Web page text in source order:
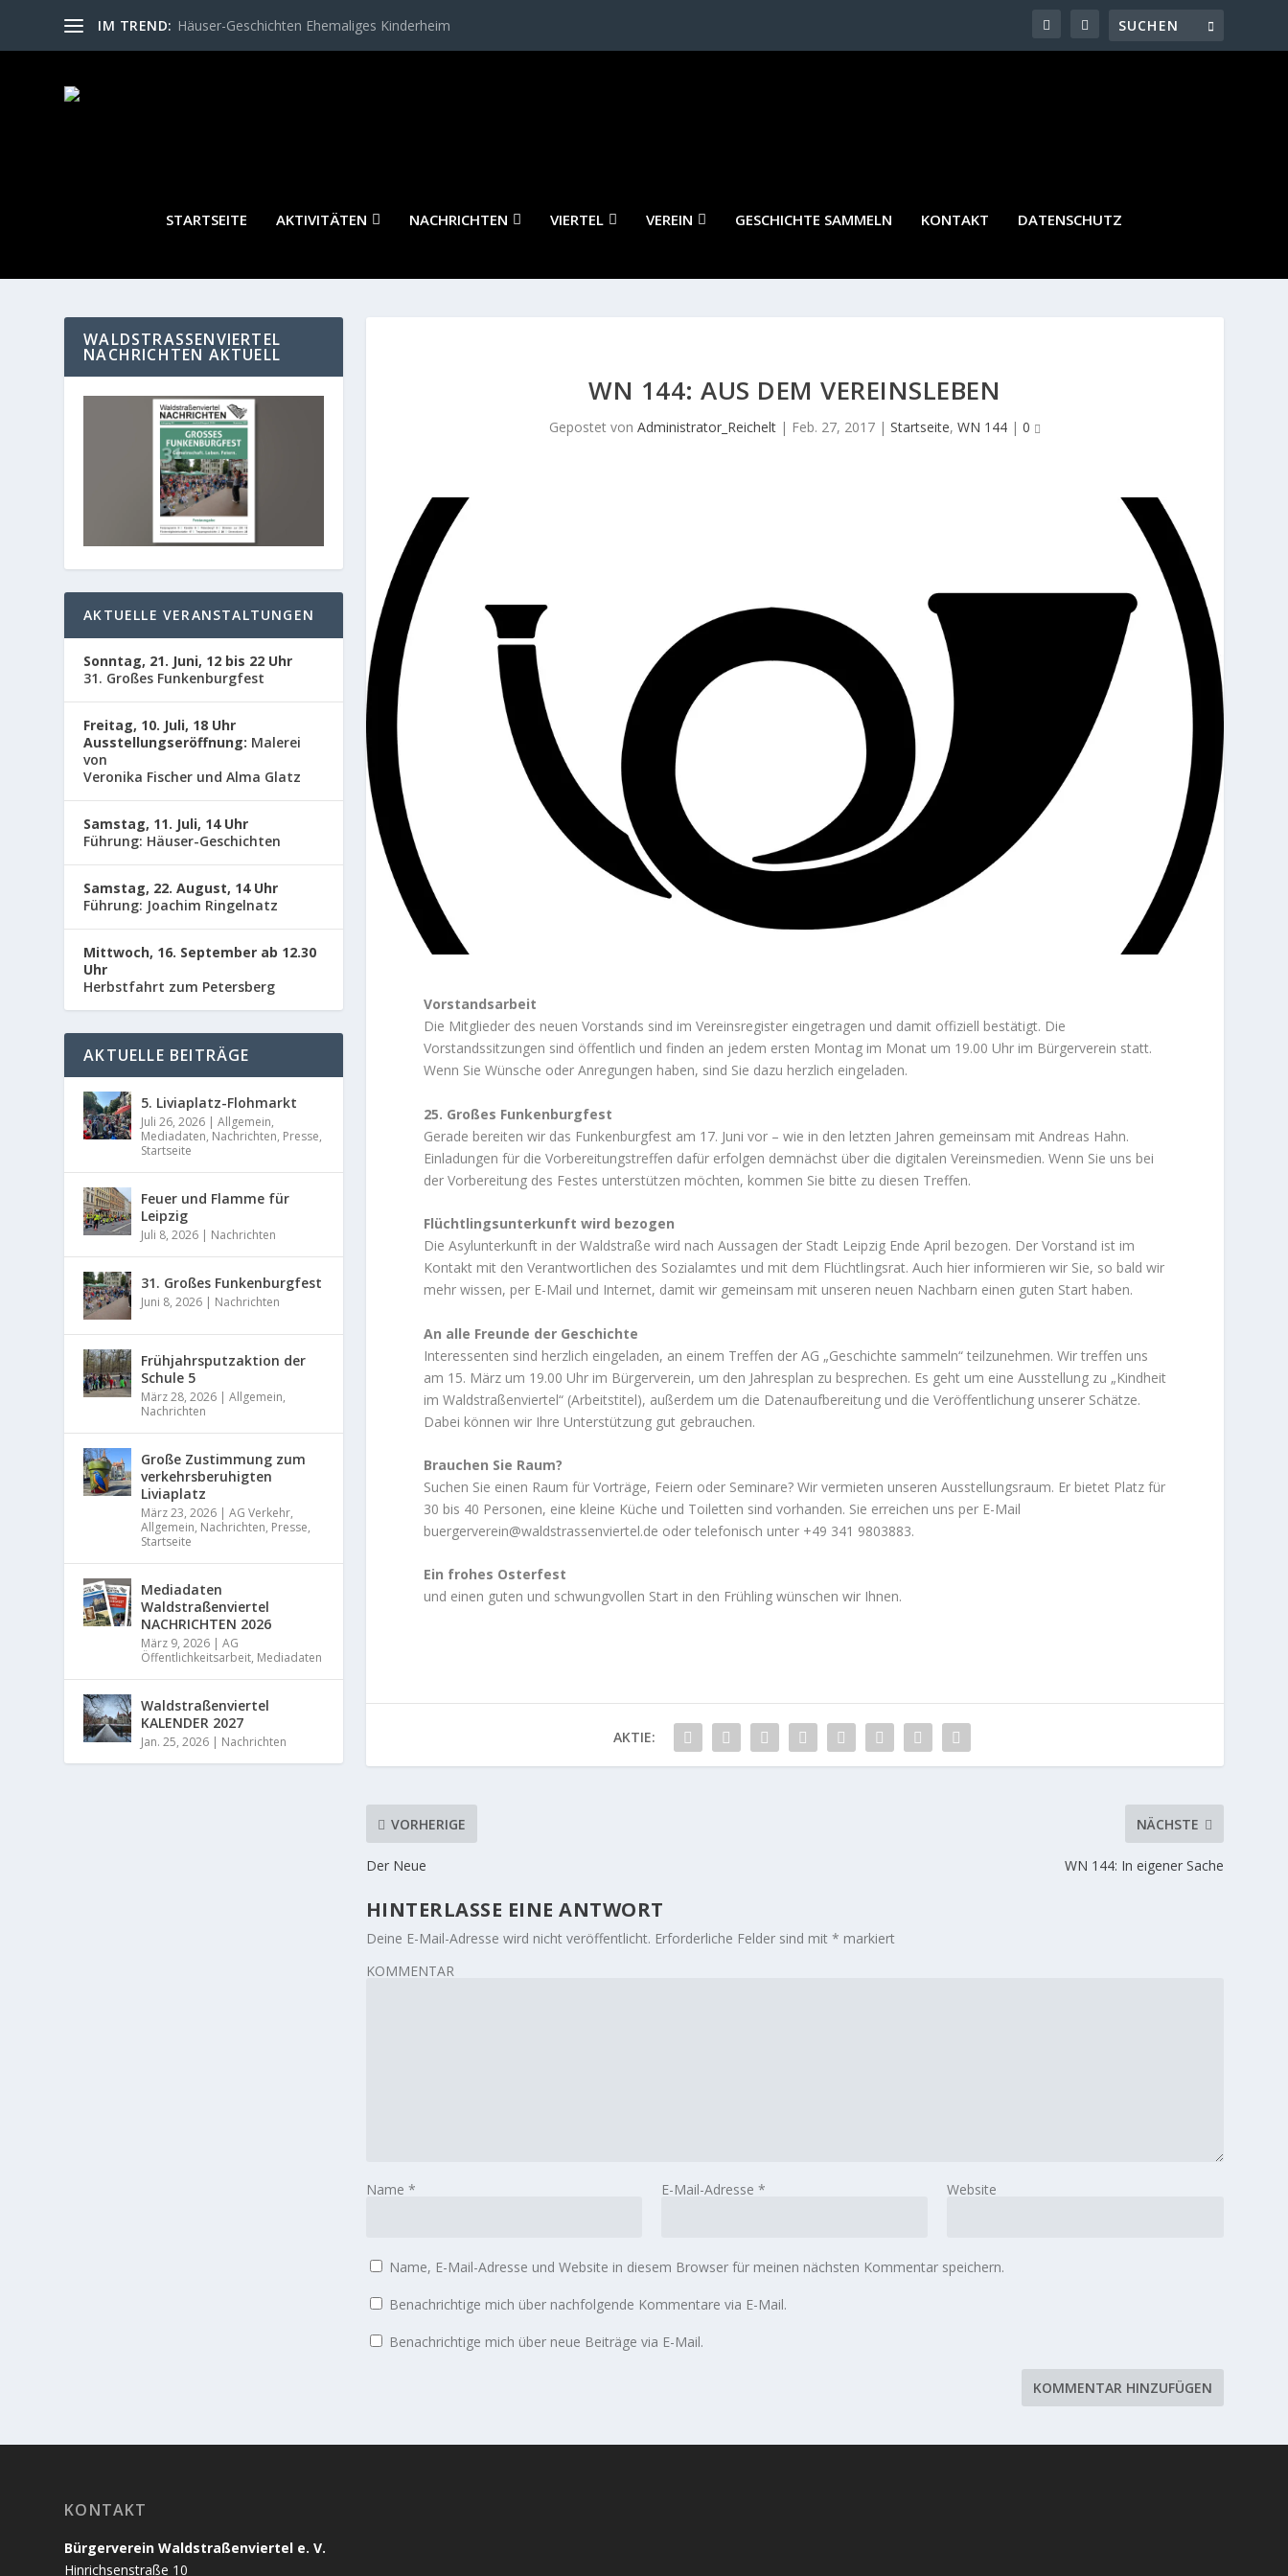
IM TREND: Häuser-Geschichten Ehemaliges Kinderheim
STARTSEITE AKTIVITÄTEN NACHRICHTEN VIERTEL VEREIN GESCHICHTE SAMMELN KONTAKT DATENSCHUTZ
WN 144: AUS DEM VEREINSLEBEN
Gepostet von Administrator_Reichelt| Feb. 27, 2017| Startseite, WN 144| 0
Vorstandsarbeit
Die Mitglieder des neuen Vorstands sind im Vereinsregister eingetragen und damit offiziell bestätigt. Die
Vorstandssitzungen sind öffentlich und finden an jedem ersten Montag im Monat um 19.00 Uhr im Bürgerverein statt.
Wenn Sie Wünsche oder Anregungen haben, sind Sie dazu herzlich eingeladen.
25. Großes Funkenburgfest
Gerade bereiten wir das Funkenburgfest am 17. Juni vor – wie in den letzten Jahren gemeinsam mit Andreas Hahn.
Einladungen für die Vorbereitungstreffen dafür erfolgen demnächst über die digitalen Vereinsmedien. Wenn Sie uns bei
der Vorbereitung des Festes unterstützen möchten, kommen Sie bitte zu diesen Treffen.
Flüchtlingsunterkunft wird bezogen
Die Asylunterkunft in der Waldstraße wird nach Aussagen der Stadt Leipzig Ende April bezogen. Der Vorstand ist im
Kontakt mit den Verantwortlichen des Sozialamtes und mit dem Flüchtlingsrat. Auch hier informieren wir Sie, so bald wir
mehr wissen, per E-Mail und Internet, damit wir gemeinsam mit unseren neuen Nachbarn einen guten Start haben.
An alle Freunde der Geschichte
Interessenten sind herzlich eingeladen, an einem Treffen der AG „Geschichte sammeln“ teilzunehmen. Wir treffen uns
am 15. März um 19.00 Uhr im Bürgerverein, um den Jahresplan zu besprechen. Es geht um eine Ausstellung zu „Kindheit
im Waldstraßenviertel“ (Arbeitstitel), außerdem um die Datenaufbereitung und die Veröffentlichung unserer Schätze.
Dabei können wir Ihre Unterstützung gut gebrauchen.
Brauchen Sie Raum?
Suchen Sie einen Raum für Vorträge, Feiern oder Seminare? Wir vermieten unseren Ausstellungsraum. Er bietet Platz für
30 bis 40 Personen, eine kleine Küche und Toiletten sind vorhanden. Sie erreichen uns per E-Mail
buergerverein@waldstrassenviertel.de oder telefonisch unter +49 341 9803883.
Ein frohes Osterfest
und einen guten und schwungvollen Start in den Frühling wünschen wir Ihnen.
AKTIE:
VORHERIGE
Der Neue
NÄCHSTE
WN 144: In eigener Sache
HINTERLASSE EINE ANTWORT
Deine E-Mail-Adresse wird nicht veröffentlicht. Erforderliche Felder sind mit * markiert
KOMMENTAR
Name * E-Mail-Adresse * Website
Name, E-Mail-Adresse und Website in diesem Browser für meinen nächsten Kommentar speichern.
Benachrichtige mich über nachfolgende Kommentare via E-Mail.
Benachrichtige mich über neue Beiträge via E-Mail.
WALDSTRASSENVIERTEL N
ACHRICHTEN AKTUELL
AKTUELLE VERANSTALTUNGEN
Sonntag, 21. Juni, 12 bis 22 Uhr
31. Großes Funkenburgfest
Freitag, 10. Juli, 18 Uhr
Ausstellungseröffnung: Malerei
von
Veronika Fischer und Alma Glatz
Samstag, 11. Juli, 14 Uhr
Führung: Häuser-Geschichten
Samstag, 22. August, 14 Uhr
Führung: Joachim Ringelnatz
Mittwoch, 16. September ab 12.30
Uhr
Herbstfahrt zum Petersberg
AKTUELLE BEITRÄGE
5. Liviaplatz-Flohmarkt
Juli 26, 2026 |Allgemein,
Mediadaten, Nachrichten, Presse,
Startseite
Feuer und Flamme für
Leipzig
Juli 8, 2026 | Nachrichten
31. Großes Funkenburgfest
Juni 8, 2026 | Nachrichten
Frühjahrsputzaktion der
Schule 5
März 28, 2026 |Allgemein,
Nachrichten
Große Zustimmung zum
verkehrsberuhigten
Liviaplatz
März 23, 2026 |AG Verkehr,
Allgemein, Nachrichten, Presse,
Startseite
Mediadaten
Waldstraßenviertel
NACHRICHTEN 2026
März 9, 2026 |AG
Öffentlichkeitsarbeit, Mediadaten
Waldstraßenviertel
KALENDER 2027
Jan. 25, 2026 | Nachrichten
KONTAKT
Bürgerverein Waldstraßenviertel e. V.
Hinrichsenstraße 10